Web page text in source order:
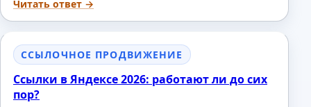
Читать ответ →
ССЫЛОЧНОЕ ПРОДВИЖЕНИЕ
Ссылки в Яндексе 2026: работают ли до сих
пор?